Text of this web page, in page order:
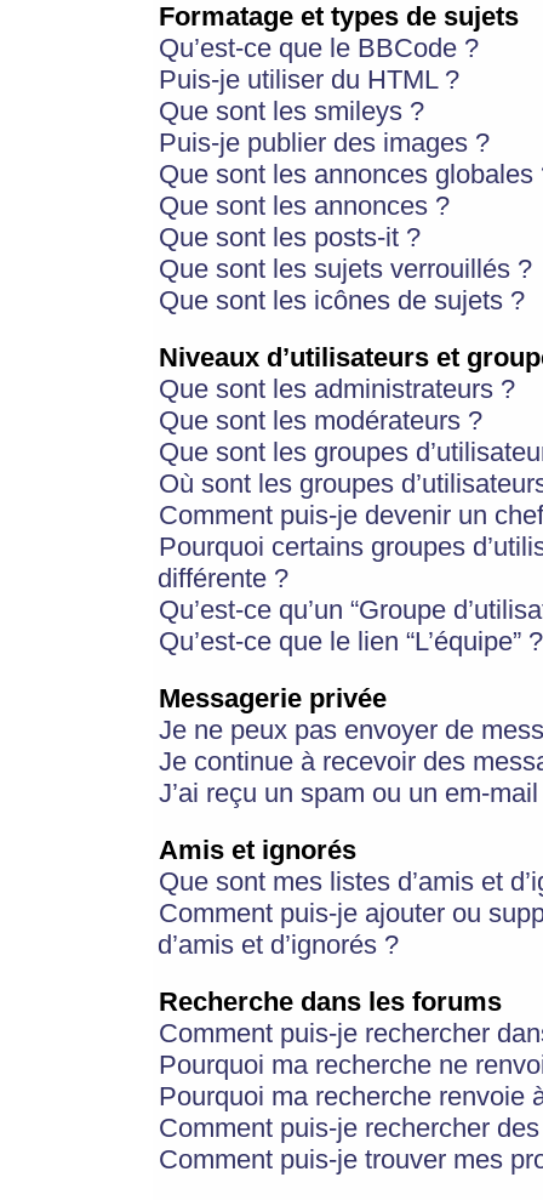
Formatage et types de sujets
Qu’est-ce que le BBCode ?
Puis-je utiliser du HTML ?
Que sont les smileys ?
Puis-je publier des images ?
Que sont les annonces globales
Que sont les annonces ?
Que sont les posts-it ?
Que sont les sujets verrouillés ?
Que sont les icônes de sujets ?
Niveaux d’utilisateurs et
Que sont les administrateurs ?
Que sont les modérateurs ?
Que sont les groupes
Où sont les groupes
Comment puis-je devenir un
Pourquoi certains groupes
différente ?
Qu’est-ce qu’un “Groupe
Qu’est-ce que le lien “L’équipe” ?
Messagerie privée
Je ne peux pas envoyer de
Je continue à recevoir des
J’ai reçu un spam ou un em-
Amis et ignorés
Que sont mes listes d’amis et
Comment puis-je ajouter ou
d’amis et d’ignorés ?
Recherche dans les forums
Comment puis-je rechercher
Pourquoi ma recherche ne
Pourquoi ma recherche renvoie
Comment puis-je rechercher
Comment puis-je trouver mes